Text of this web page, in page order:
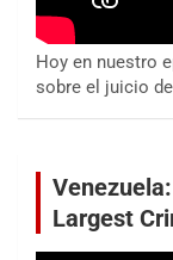
Hoy en nuestro
sobre el juicio
Largest